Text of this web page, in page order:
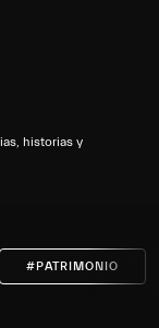
historias y
#PATRIMONIO